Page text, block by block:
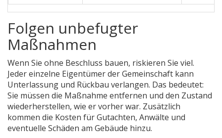
Folgen unbefugter
Maßnahmen
Wenn Sie ohne Beschluss bauen, riskieren Sie viel.
Jeder einzelne Eigentümer der Gemeinschaft kann
Unterlassung und Rückbau verlangen. Das bedeutet:
Sie müssen die Maßnahme entfernen und den Zustand
wiederherstellen, wie er vorher war. Zusätzlich
kommen die Kosten für Gutachten, Anwälte und
eventuelle Schäden am Gebäude hinzu.